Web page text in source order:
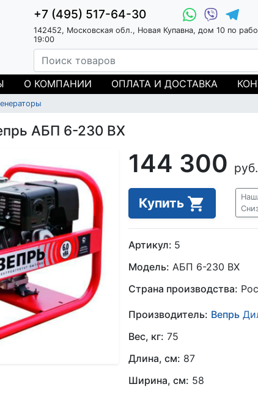
+7 (495) 517-64-30
142452, Московская обл., Новая Купавна, дом 10 по
19:00
О КОМПАНИИ ОПЛАТА И ДОСТАВКА
АБП 6-230 ВX
144 300 руб.
Купить
Артикул: 5
Модель: АБП 6-230 ВX
Страна производства:
Производитель: Вепрь
Вес, кг: 75
Длина, см: 87
Ширина, см: 58